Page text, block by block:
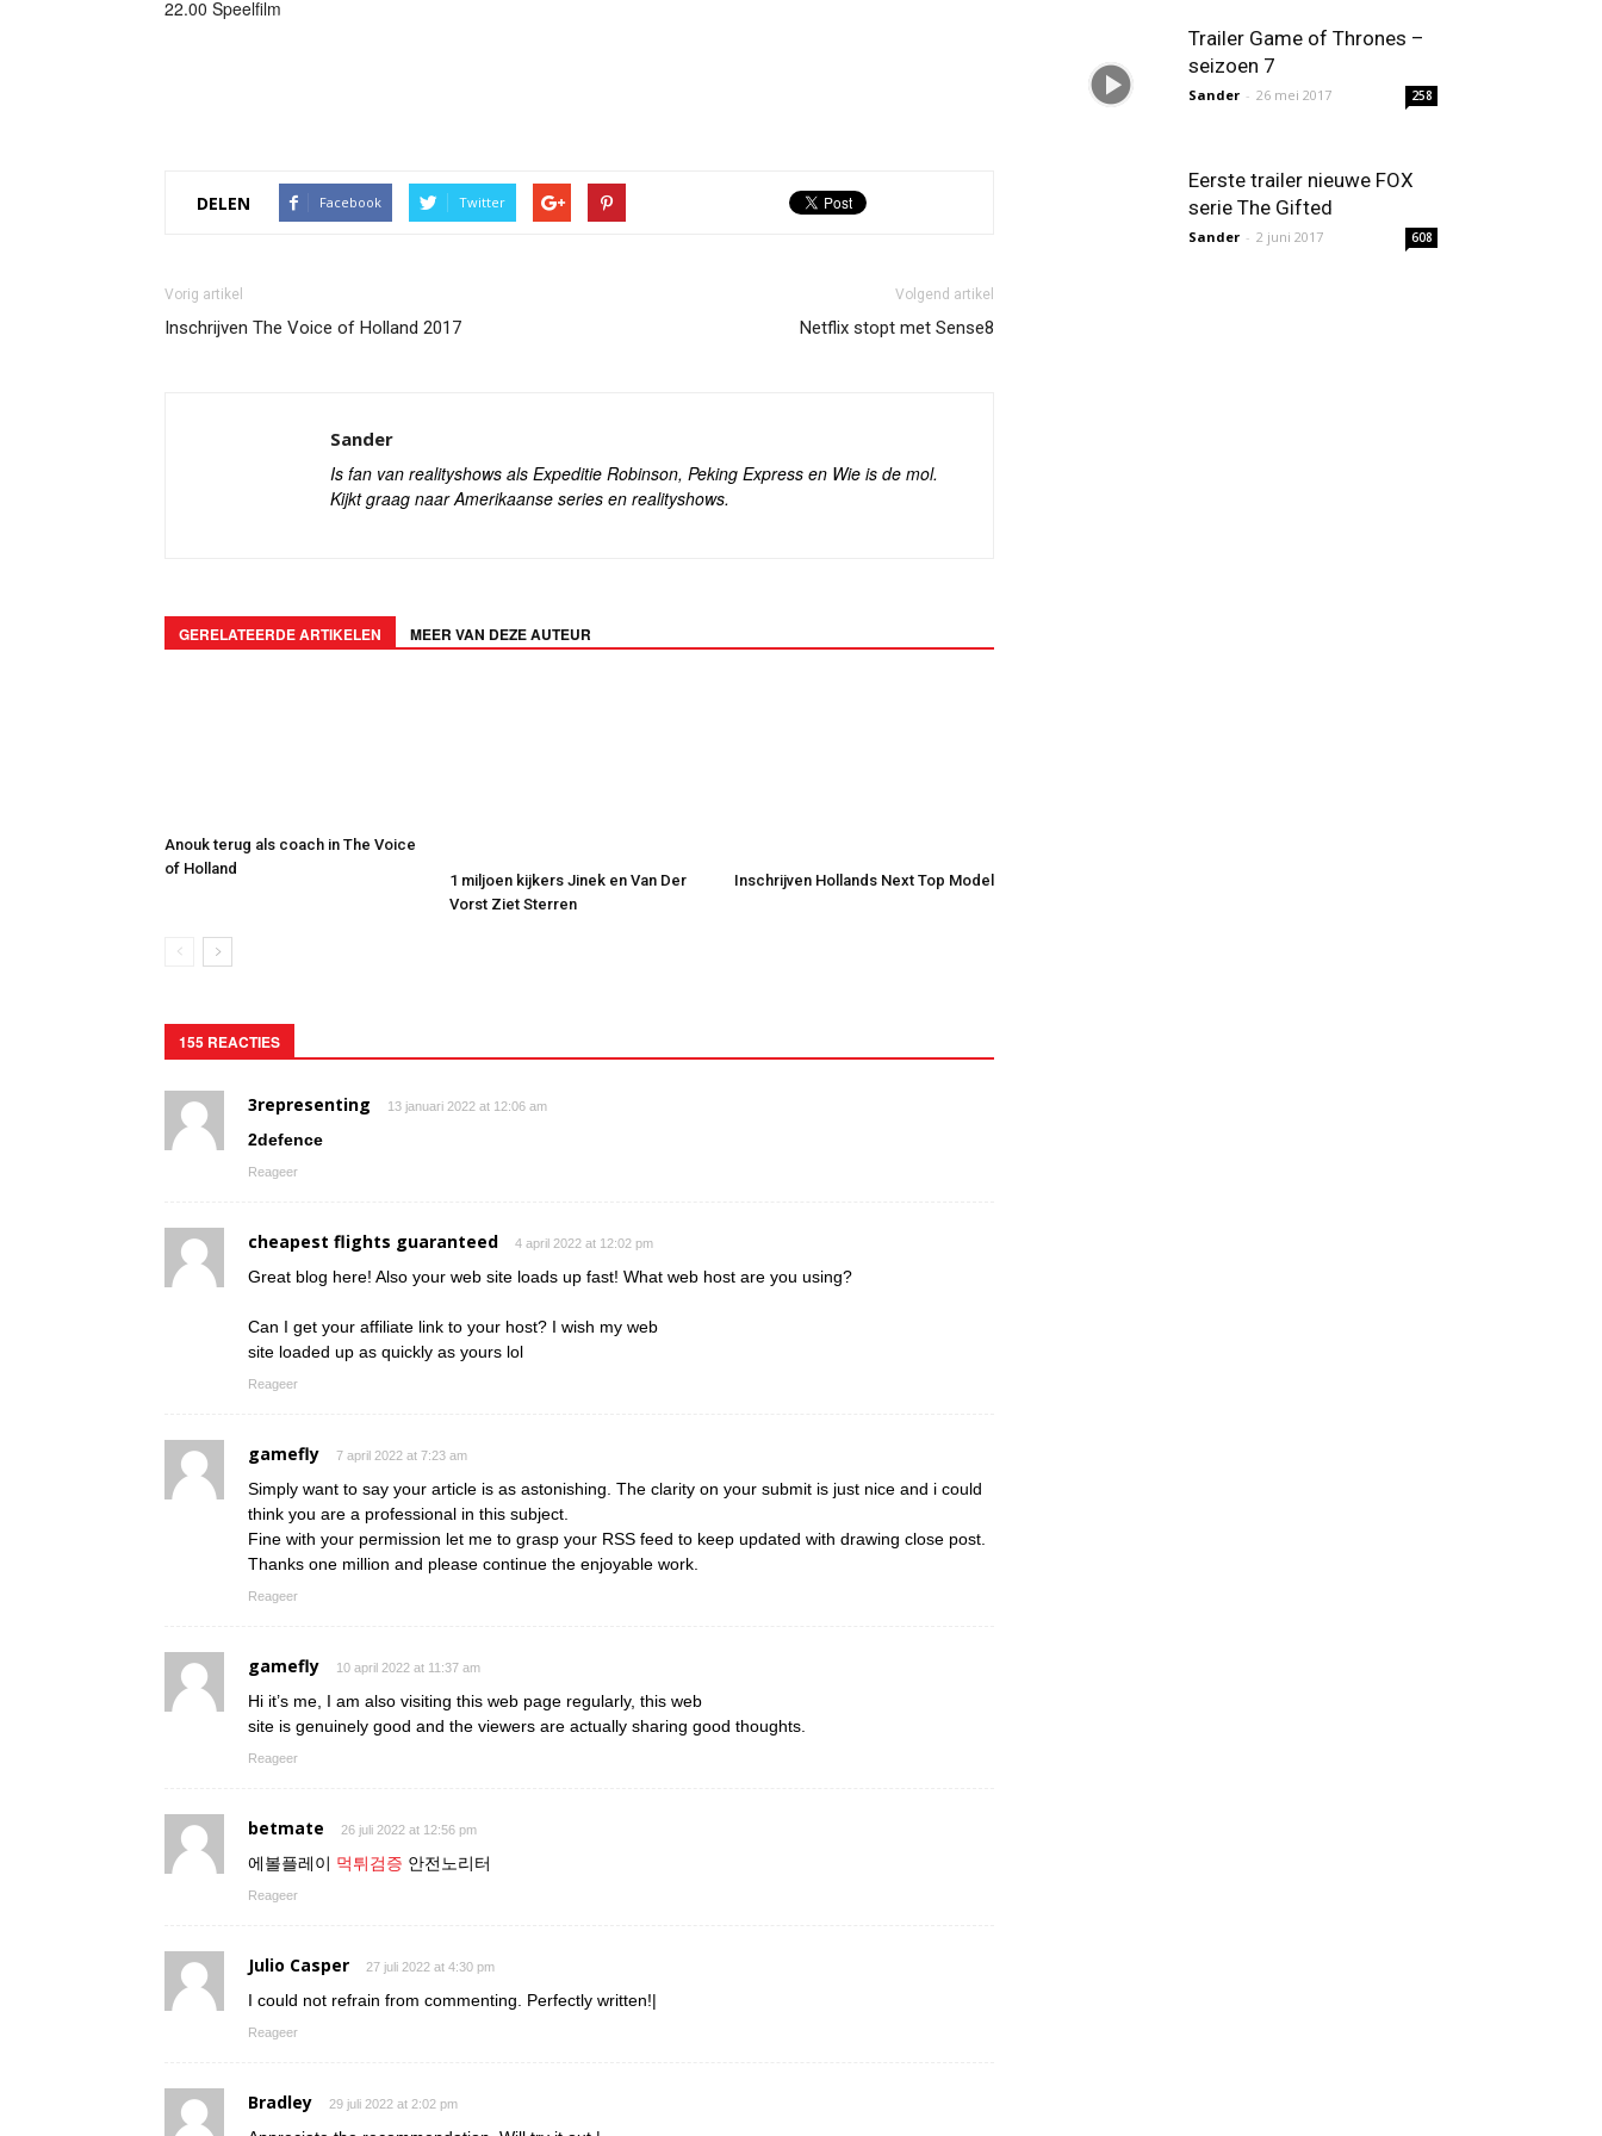
22.00 Speelfilm
DELEN Facebook Twitter
Vorig artikel
Inschrijven The Voice of Holland 2017
Volgend artikel
Netflix stopt met Sense8
Sander
Is fan van realityshows als Expeditie Robinson, Peking Express en Wie is de mol.
Kijkt graag naar Amerikaanse series en realityshows.
GERELATEERDE ARTIKELEN MEER VAN DEZE AUTEUR
Anouk terug als coach in The Voice
of Holland
1 miljoen kijkers Jinek en Van Der
Vorst Ziet Sterren
Inschrijven Hollands Next Top Model
155 REACTIES
3representing 13 januari 2022 at 12:06 am
2defence
Reageer
cheapest flights guaranteed 4 april 2022 at 12:02 pm
Great blog here! Also your web site loads up fast! What web host are you using?
Can I get your affiliate link to your host? I wish my web
site loaded up as quickly as yours lol
Reageer
gamefly 7 april 2022 at 7:23 am
Simply want to say your article is as astonishing. The clarity on your submit is just nice and i could
think you are a professional in this subject.
Fine with your permission let me to grasp your RSS feed to keep updated with drawing close post.
Thanks one million and please continue the enjoyable work.
Reageer
gamefly 10 april 2022 at 11:37 am
Hi it’s me, I am also visiting this web page regularly, this web
site is genuinely good and the viewers are actually sharing good thoughts.
Reageer
betmate 26 juli 2022 at 12:56 pm
에볼플레이 먹튀검증 안전노리터
Reageer
Julio Casper 27 juli 2022 at 4:30 pm
I could not refrain from commenting. Perfectly written!|
Reageer
Bradley 29 juli 2022 at 2:02 pm
Trailer Game of Thrones –
seizoen 7
Sander - 26 mei 2017 258
Eerste trailer nieuwe FOX
serie The Gifted
Sander - 2 juni 2017 608